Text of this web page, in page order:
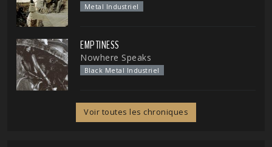
Metal Industriel
EMPTINESS
Nowhere Speaks
Black Metal Industriel
Voir toutes les chroniques